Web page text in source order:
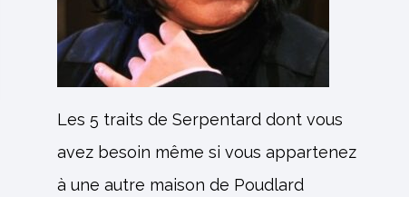
Les 5 traits de Serpentard dont vous
avez besoin même si vous appartenez
à une autre maison de Poudlard